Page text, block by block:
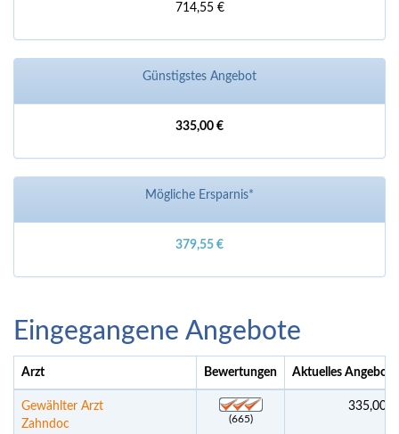
714,55 €
Günstigstes Angebot
335,00 €
Mögliche Ersparnis*
379,55 €
Eingegangene Angebote
Arzt Bewertungen Aktuelles Angebot
Gewählter Arzt
Zahndoc
(665)
335,00 €